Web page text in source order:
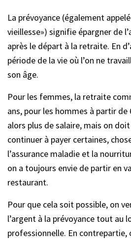
La prévoyance (également
vieillesse») signifie épargner de
après le départ à la retraite. En
période de la vie où l’on ne
son âge.
Pour les femmes, la retraite
ans, pour les hommes à partir de
alors plus de salaire, mais on
continuer à payer certaines,
l’assurance maladie et la
on a toujours envie de partir en
restaurant.
Pour que cela soit possible, on
l’argent à la prévoyance tout au
professionnelle. En contrepartie,